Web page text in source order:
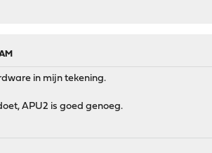
in mijn tekening.
APU2 is goed genoeg.